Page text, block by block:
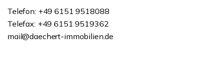
Telefon: +49 6151 9518088
Telefax: +49 6151 9519362
mail@daechert-immobilien.de